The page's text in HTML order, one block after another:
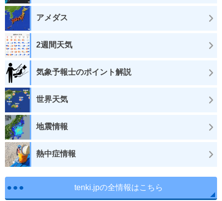
アメダス
2週間天気
気象予報士のポイント解説
世界天気
地震情報
熱中症情報
tenki.jpの全情報はこちら